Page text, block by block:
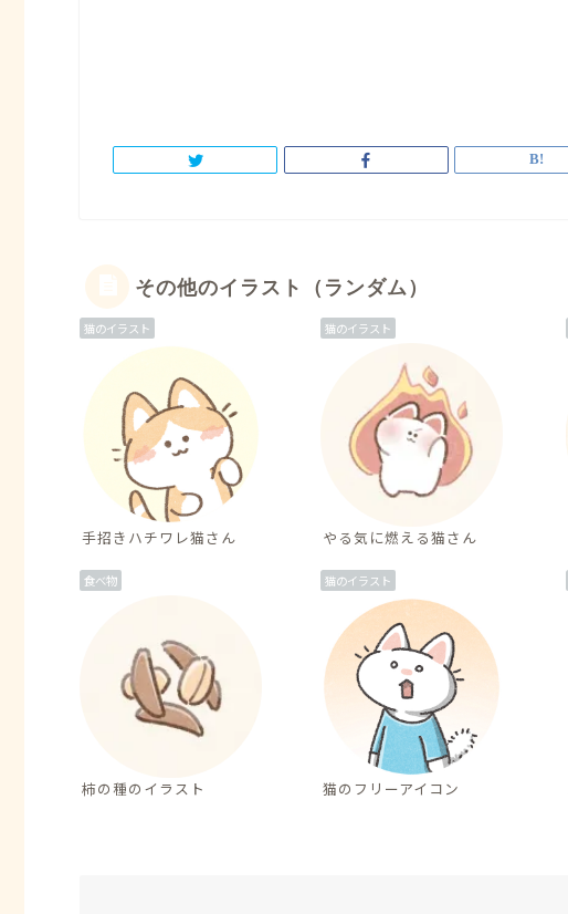
その他のイラスト（ランダム）
猫のイラスト
手招きハチワレ猫さん
猫のイラスト
やる気に燃える猫さん
食べ物
柿の種のイラスト
猫のイラスト
猫のフリーアイコン